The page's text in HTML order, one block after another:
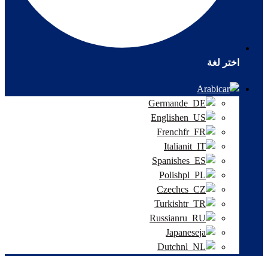
اختر لغة
Arabic
German
English
French
Italian
Spanish
Polish
Czech
Turkish
Russian
Japanese
Dutch